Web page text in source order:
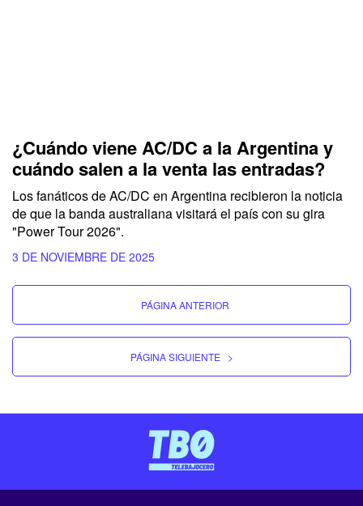
¿Cuándo viene AC/DC a la Argentina y
cuándo salen a la venta las entradas?
Los fanáticos de AC/DC en Argentina recibieron la noticia
de que la banda australiana visitará el país con su gira
"Power Tour 2026".
3 DE NOVIEMBRE DE 2025
PÁGINA ANTERIOR
PÁGINA SIGUIENTE >